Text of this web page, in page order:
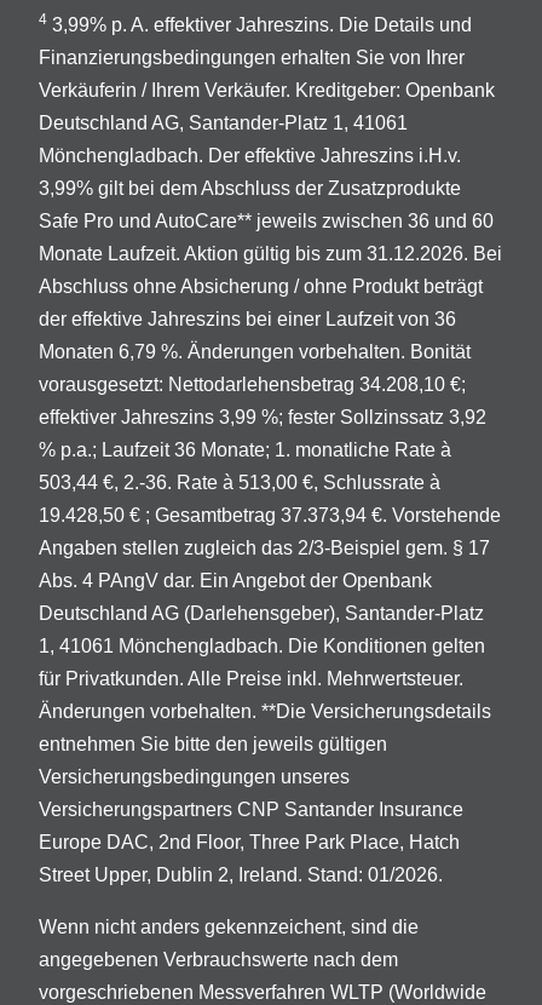
4 3,99% p. A. effektiver Jahreszins. Die Details und
Finanzierungsbedingungen erhalten Sie von Ihrer
Verkäuferin / Ihrem Verkäufer. Kreditgeber: Openbank
Deutschland AG, Santander-Platz 1, 41061
Mönchengladbach. Der effektive Jahreszins i.H.v.
3,99% gilt bei dem Abschluss der Zusatzprodukte
Safe Pro und AutoCare** jeweils zwischen 36 und 60
Monate Laufzeit. Aktion gültig bis zum 31.12.2026. Bei
Abschluss ohne Absicherung / ohne Produkt beträgt
der effektive Jahreszins bei einer Laufzeit von 36
Monaten 6,79 %. Änderungen vorbehalten. Bonität
vorausgesetzt: Nettodarlehensbetrag 34.208,10 €;
effektiver Jahreszins 3,99 %; fester Sollzinssatz 3,92
% p.a.; Laufzeit 36 Monate; 1. monatliche Rate à
503,44 €, 2.-36. Rate à 513,00 €, Schlussrate à
19.428,50 € ; Gesamtbetrag 37.373,94 €. Vorstehende
Angaben stellen zugleich das 2/3-Beispiel gem. § 17
Abs. 4 PAngV dar. Ein Angebot der Openbank
Deutschland AG (Darlehensgeber), Santander-Platz
1, 41061 Mönchengladbach. Die Konditionen gelten
für Privatkunden. Alle Preise inkl. Mehrwertsteuer.
Änderungen vorbehalten. **Die Versicherungsdetails
entnehmen Sie bitte den jeweils gültigen
Versicherungsbedingungen unseres
Versicherungspartners CNP Santander Insurance
Europe DAC, 2nd Floor, Three Park Place, Hatch
Street Upper, Dublin 2, Ireland. Stand: 01/2026.
Wenn nicht anders gekennzeichent, sind die
angegebenen Verbrauchswerte nach dem
vorgeschriebenen Messverfahren WLTP (Worldwide